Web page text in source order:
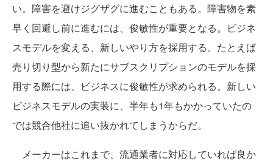
い。障害を避けジグザグに進むこともある。障害物を素
早く回避し前に進むには、俊敏性が重要となる。ビジネ
スモデルを変える、新しいやり方を採用する。たとえば
売り切り型から新たにサブスクリプションのモデルを採
用する際には、ビジネスに俊敏性が求められる。新しい
ビジネスモデルの実装に、半年も1年もかかっていたの
では競合他社に追い抜かれてしまうからだ。
メーカーはこれまで、流通業者に対応していれば良か